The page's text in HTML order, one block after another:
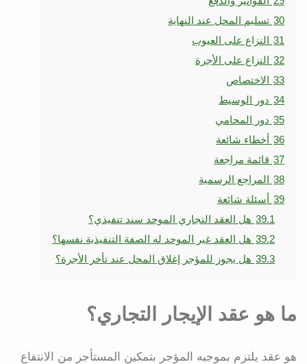
30 تسليم المحل عند النهاية
31 النزاع على العيوب
32 النزاع على الأجرة
33 الاختصاص
34 دور الوسيط
35 دور المحامي
36 أخطاء شائعة
37 قائمة مراجعة
38 المراجع الرسمية
39 أسئلة شائعة
39.1 هل العقد التجاري الموحد سند تنفيذي؟
39.2 هل العقد غير الموحد له الصفة التنفيذية نفسها؟
39.3 هل يجوز للمؤجر إغلاق المحل عند تأخر الأجرة؟
ما هو عقد الإيجار التجاري؟
هو عقد يلتزم بموجبه المؤجر بتمكين المستأجر من الانتفاع